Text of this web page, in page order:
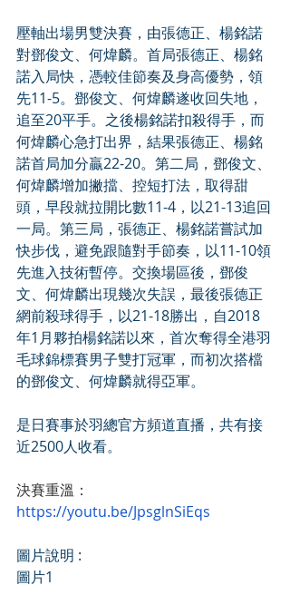
壓軸出場男雙決賽，由張德正、楊銘諾
對鄧俊文、何煒麟。首局張德正、楊銘
諾入局快，憑較佳節奏及身高優勢，領
先11-5。鄧俊文、何煒麟遂收回失地，
追至20平手。之後楊銘諾扣殺得手，而
何煒麟心急打出界，結果張德正、楊銘
諾首局加分贏22-20。第二局，鄧俊文、
何煒麟增加撇擋、控短打法，取得甜
頭，早段就拉開比數11-4，以21-13追回
一局。第三局，張德正、楊銘諾嘗試加
快步伐，避免跟隨對手節奏，以11-10領
先進入技術暫停。交換場區後，鄧俊
文、何煒麟出現幾次失誤，最後張德正
網前殺球得手，以21-18勝出，自2018
年1月夥拍楊銘諾以來，首次奪得全港羽
毛球錦標賽男子雙打冠軍，而初次搭檔
的鄧俊文、何煒麟就得亞軍。
是日賽事於羽總官方頻道直播，共有接
近2500人收看。
決賽重溫：
https://youtu.be/JpsglnSiEqs
圖片說明 :
圖片1